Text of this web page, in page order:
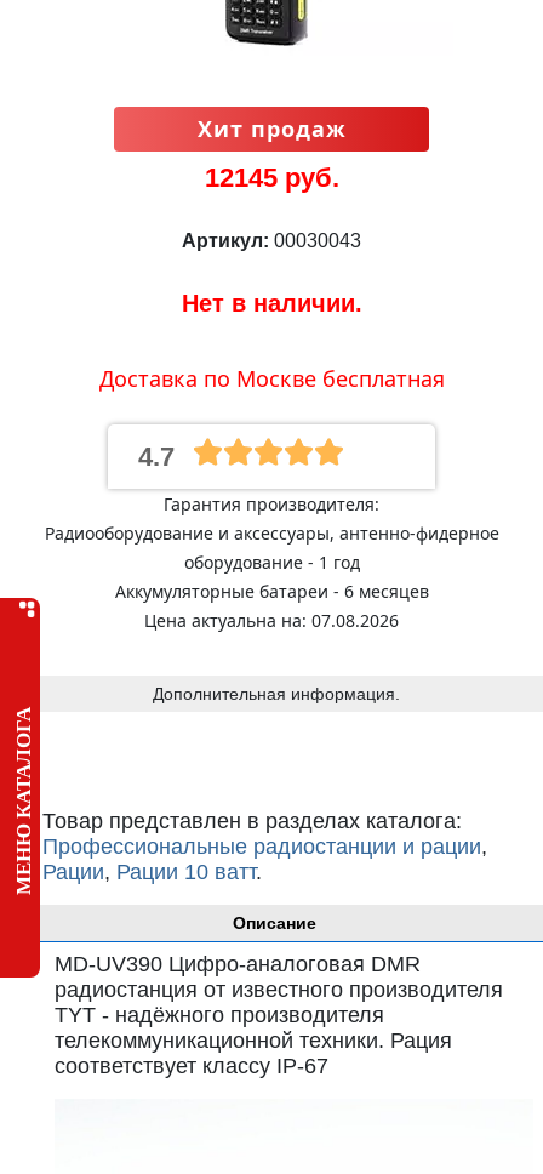
МЕНЮ КАТАЛОГА
Описание
MD-UV390 Цифро-аналоговая DMR
радиостанция от известного производителя
TYT - надёжного производителя
телекоммуникационной техники. Рация
соответствует классу IP-67
Хит продаж
12145 руб.
Артикул: 00030043
Нет в наличии.
Доставка по Москве бесплатная
4.7
Гарантия производителя:
Радиооборудование и аксессуары, антенно-фидерное
оборудование - 1 год
Аккумуляторные батареи - 6 месяцев
Цена актуальна на: 07.08.2026
Дополнительная информация.
Товар представлен в разделах каталога:
Профессиональные радиостанции и рации,
Рации, Рации 10 ватт.